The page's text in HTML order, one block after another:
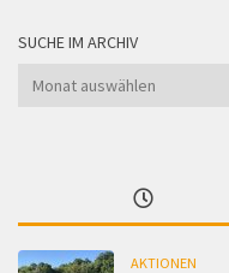
SUCHE IM ARCHIV
Suche
AKTIONEN